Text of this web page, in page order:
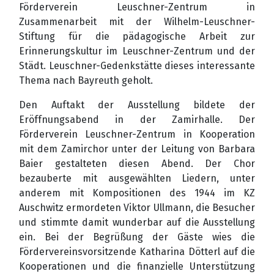
Förderverein Leuschner-Zentrum in
Zusammenarbeit mit der Wilhelm-Leuschner-
Stiftung für die pädagogische Arbeit zur
Erinnerungskultur im Leuschner-Zentrum und der
Städt. Leuschner-Gedenkstätte dieses interessante
Thema nach Bayreuth geholt.
Den Auftakt der Ausstellung bildete der
Eröffnungsabend in der Zamirhalle. Der
Förderverein Leuschner-Zentrum in Kooperation
mit dem Zamirchor unter der Leitung von Barbara
Baier gestalteten diesen Abend. Der Chor
bezauberte mit ausgewählten Liedern, unter
anderem mit Kompositionen des 1944 im KZ
Auschwitz ermordeten Viktor Ullmann, die Besucher
und stimmte damit wunderbar auf die Ausstellung
ein. Bei der Begrüßung der Gäste wies die
Fördervereinsvorsitzende Katharina Dötterl auf die
Kooperationen und die finanzielle Unterstützung